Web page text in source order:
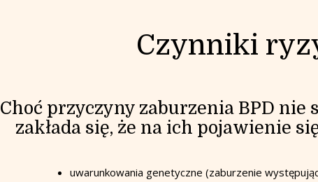
Czynniki
Choć przyczyny zaburzenia BPD nie
zakłada się, że na ich pojawienie
uwarunkowania genetyczne (zaburzenie